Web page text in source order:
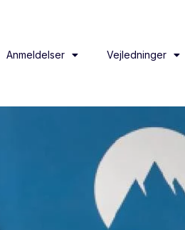
Anmeldelser Vejledninger